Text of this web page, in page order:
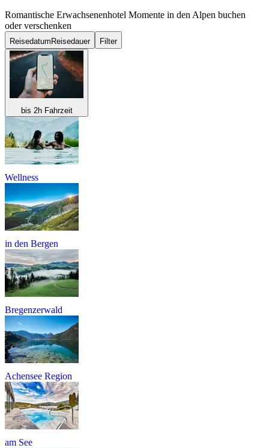
Romantische Erwachsenenhotel Momente in den Alpen buchen
oder verschenken
Reisedatum Reisedauer Filter
bis 2h Fahrzeit
Wellness
in den Bergen
Bregenzerwald
Achensee Region
am See